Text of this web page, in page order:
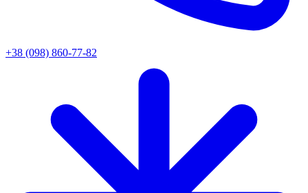
+38 (098) 860-77-82